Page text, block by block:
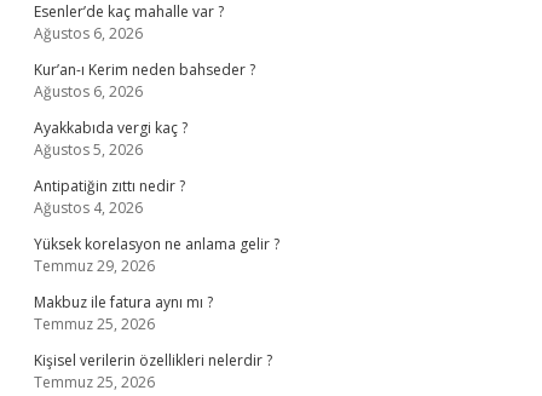
Esenler’de kaç mahalle var ?
Ağustos 6, 2026
Kur’an-ı Kerim neden bahseder ?
Ağustos 6, 2026
Ayakkabıda vergi kaç ?
Ağustos 5, 2026
Antipatiğin zıttı nedir ?
Ağustos 4, 2026
Yüksek korelasyon ne anlama gelir ?
Temmuz 29, 2026
Makbuz ile fatura aynı mı ?
Temmuz 25, 2026
Kişisel verilerin özellikleri nelerdir ?
Temmuz 25, 2026